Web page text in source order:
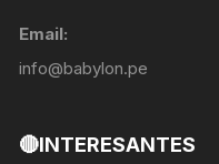
Email:
info@babylon.pe
🔴INTERESANTES